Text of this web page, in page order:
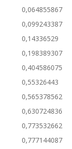
0,064855867
0,099243387
0,14336529
0,198389307
0,404586075
0,55326443
0,565378562
0,630724836
0,773532662
0,777144087